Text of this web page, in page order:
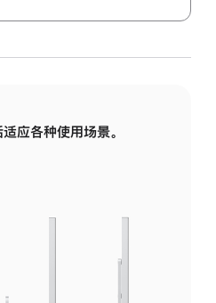
应各种使用场景。